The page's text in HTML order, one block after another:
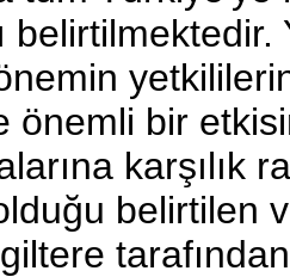
belirtilmektedir.
önemli bir
karşılık
belirtilen